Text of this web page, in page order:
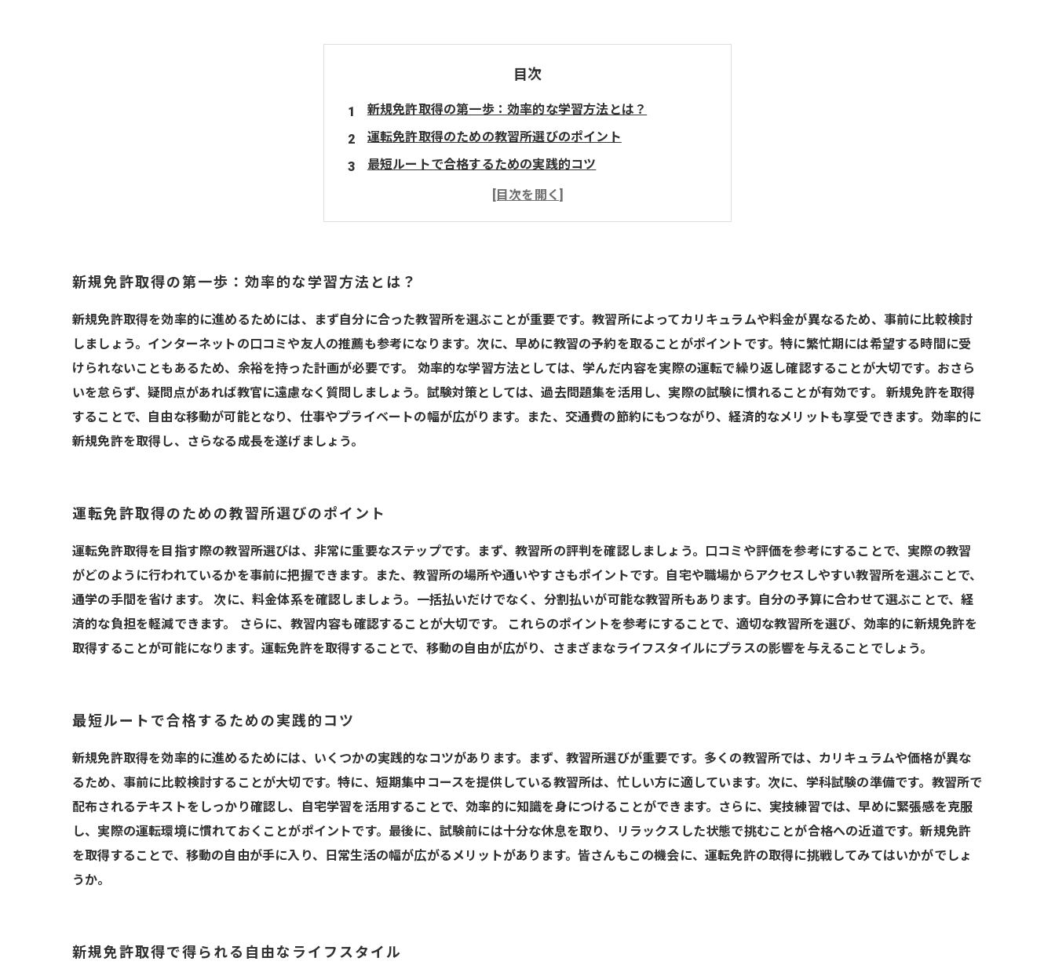
目次
新規免許取得の第一歩：効率的な学習方法とは？
運転免許取得のための教習所選びのポイント
最短ルートで合格するための実践的コツ
新規免許取得で得られる自由なライフスタイル
運転の楽しさを知る！免許取得後のメリット
新規免許取得の第一歩：効率的な学習方法とは？
新規免許取得を効率的に進めるためには、まず自分に合った教習所を選ぶことが重要です。教習所によってカリキュラムや料金が異なるため、事前に比較検討
しましょう。インターネットの口コミや友人の推薦も参考になります。次に、早めに教習の予約を取ることがポイントです。特に繁忙期には希望する時間に受
けられないこともあるため、余裕を持った計画が必要です。 効率的な学習方法としては、学んだ内容を実際の運転で繰り返し確認することが大切です。おさら
いを怠らず、疑問点があれば教官に遠慮なく質問しましょう。試験対策としては、過去問題集を活用し、実際の試験に慣れることが有効です。 新規免許を取得
することで、自由な移動が可能となり、仕事やプライベートの幅が広がります。また、交通費の節約にもつながり、経済的なメリットも享受できます。効率的に
新規免許を取得し、さらなる成長を遂げましょう。
運転免許取得のための教習所選びのポイント
運転免許取得を目指す際の教習所選びは、非常に重要なステップです。まず、教習所の評判を確認しましょう。口コミや評価を参考にすることで、実際の教習
がどのように行われているかを事前に把握できます。また、教習所の場所や通いやすさもポイントです。自宅や職場からアクセスしやすい教習所を選ぶことで、
通学の手間を省けます。 次に、料金体系を確認しましょう。一括払いだけでなく、分割払いが可能な教習所もあります。自分の予算に合わせて選ぶことで、経
済的な負担を軽減できます。 さらに、教習内容も確認することが大切です。 これらのポイントを参考にすることで、適切な教習所を選び、効率的に新規免許を
取得することが可能になります。運転免許を取得することで、移動の自由が広がり、さまざまなライフスタイルにプラスの影響を与えることでしょう。
最短ルートで合格するための実践的コツ
新規免許取得を効率的に進めるためには、いくつかの実践的なコツがあります。まず、教習所選びが重要です。多くの教習所では、カリキュラムや価格が異な
るため、事前に比較検討することが大切です。特に、短期集中コースを提供している教習所は、忙しい方に適しています。次に、学科試験の準備です。教習所で
配布されるテキストをしっかり確認し、自宅学習を活用することで、効率的に知識を身につけることができます。さらに、実技練習では、早めに緊張感を克服
し、実際の運転環境に慣れておくことがポイントです。最後に、試験前には十分な休息を取り、リラックスした状態で挑むことが合格への近道です。新規免許
を取得することで、移動の自由が手に入り、日常生活の幅が広がるメリットがあります。皆さんもこの機会に、運転免許の取得に挑戦してみてはいかがでしょ
うか。
新規免許取得で得られる自由なライフスタイル